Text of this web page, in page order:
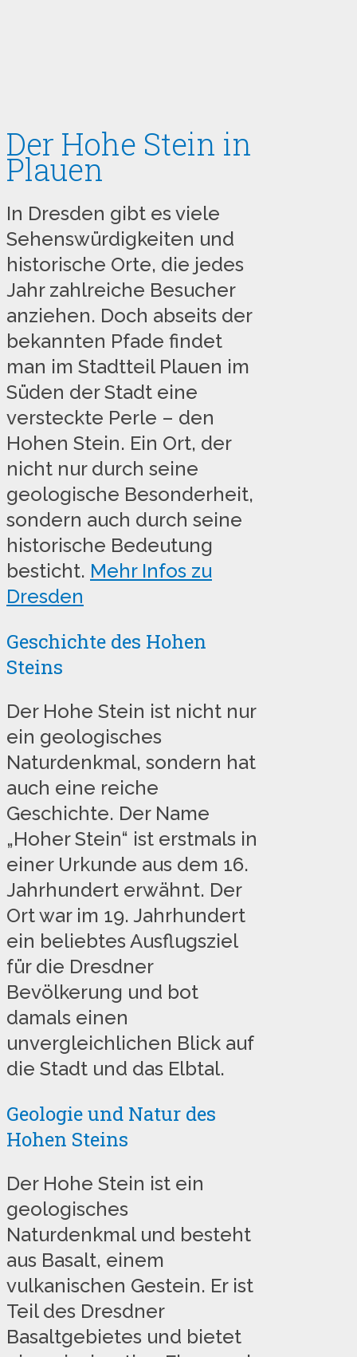
Der Hohe Stein in
Plauen
In Dresden gibt es viele
Sehenswürdigkeiten und
historische Orte, die jedes
Jahr zahlreiche Besucher
anziehen. Doch abseits der
bekannten Pfade findet
man im Stadtteil Plauen im
Süden der Stadt eine
versteckte Perle – den
Hohen Stein. Ein Ort, der
nicht nur durch seine
geologische Besonderheit,
sondern auch durch seine
historische Bedeutung
besticht. Mehr Infos zu
Dresden
Geschichte des Hohen
Steins
Der Hohe Stein ist nicht nur
ein geologisches
Naturdenkmal, sondern hat
auch eine reiche
Geschichte. Der Name
„Hoher Stein“ ist erstmals in
einer Urkunde aus dem 16.
Jahrhundert erwähnt. Der
Ort war im 19. Jahrhundert
ein beliebtes Ausflugsziel
für die Dresdner
Bevölkerung und bot
damals einen
unvergleichlichen Blick auf
die Stadt und das Elbtal.
Geologie und Natur des
Hohen Steins
Der Hohe Stein ist ein
geologisches
Naturdenkmal und besteht
aus Basalt, einem
vulkanischen Gestein. Er ist
Teil des Dresdner
Basaltgebietes und bietet